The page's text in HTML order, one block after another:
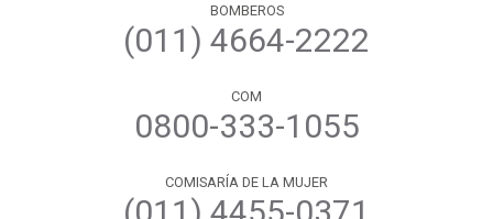
BOMBEROS
(011) 4664-2222
COM
0800-333-1055
COMISARÍA DE LA MUJER